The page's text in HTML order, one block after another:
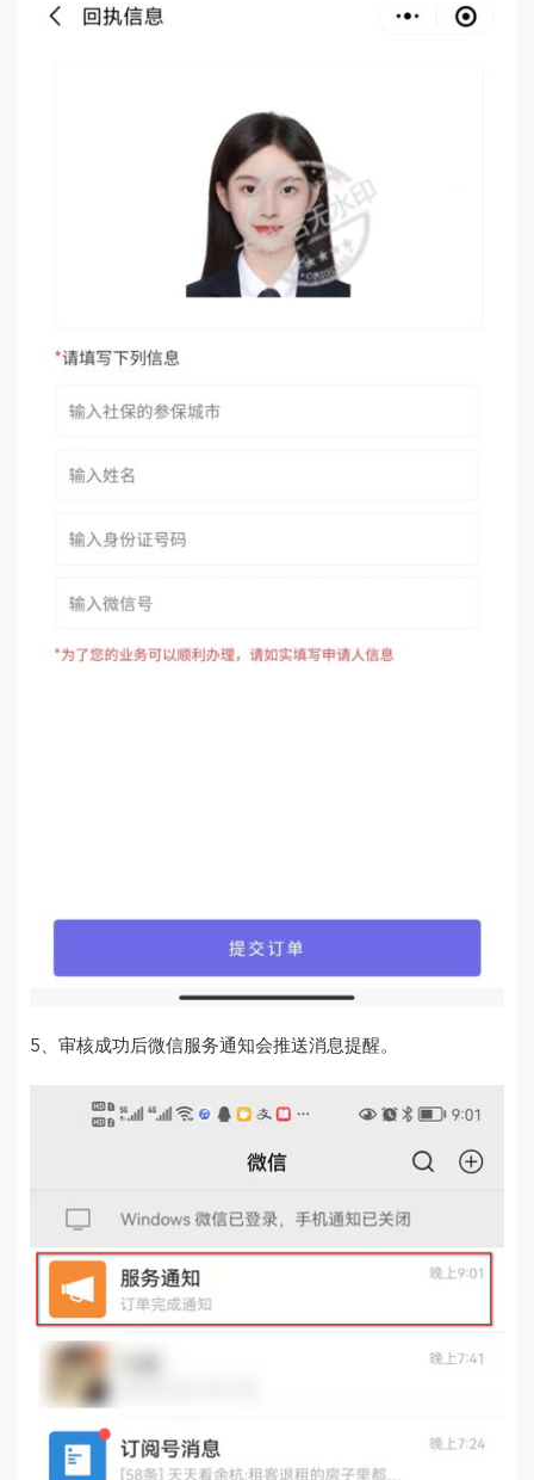
5、审核成功后微信服务通知会推送消息提醒。